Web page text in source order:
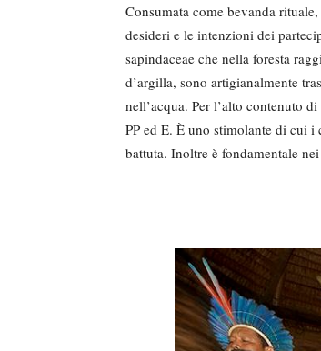
Consumata come bevanda
desideri e le intenzioni dei
sapindaceae che nella foresta
d’argilla, sono artigianalmente
nell’acqua. Per l’alto contenuto
PP ed E. È uno stimolante di cui
battuta. Inoltre è fondamentale